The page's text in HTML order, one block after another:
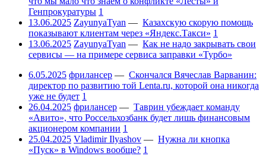
Генпрокуратуры 1
13.06.2025 ZayunyaTyan — Казахскую скорую помощь
показывают клиентам через «Яндекс.Такси» 1
13.06.2025 ZayunyaTyan — Как не надо закрывать свои
сервисы — на примере сервиса заправки «Турбо»
6.05.2025 фрилансер — Скончался Вячеслав Варванин:
директор по развитию той Lenta.ru, которой она никогда
уже не будет 1
26.04.2025 фрилансер — Таврин убеждает команду
«Авито», что Россельхозбанк будет лишь финансовым
акционером компании 1
25.04.2025 Vladimir Ilyashov — Нужна ли кнопка
«Пуск» в Windows вообще? 1